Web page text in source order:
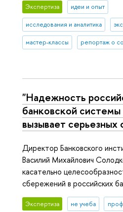
Экспертиза идеи и опыт
исследования и аналитика
мастер-классы репортаж о
"Надежность
банковской системы
вызывает серьезных
Директор Банковского
Василий Михайлович
касательно
сбережений в российских
Экспертиза не учеба